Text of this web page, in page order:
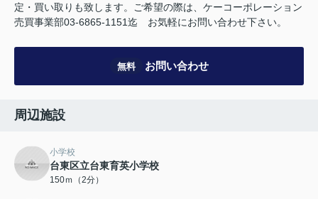
定・買い取りも致します。ご希望の際は、ケーコーポレーション
売買事業部03-6865-1151迄 お気軽にお問い合わせ下さい。
無料 お問い合わせ
周辺施設
小学校
台東区立台東育英小学校
150ｍ（2分）